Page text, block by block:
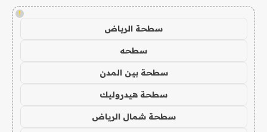
!
سطحة الرياض
سطحه
سطحة بين المدن
سطحة هيدروليك
سطحة شمال الرياض